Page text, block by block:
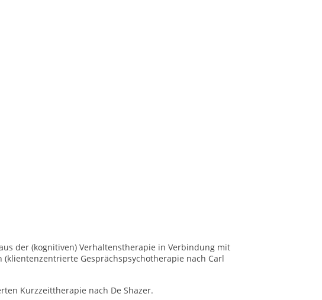
der (kognitiven) Verhaltenstherapie in Verbindung mit
Gesprächspsychotherapie nach Carl
Kurzzeittherapie nach De Shazer.